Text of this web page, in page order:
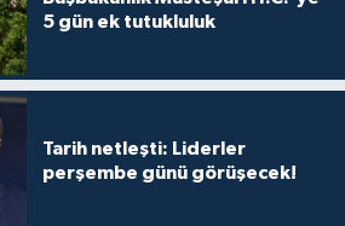
5 gün ek tutukluluk
Tarih netleşti: Liderler
perşembe günü görüşecek!